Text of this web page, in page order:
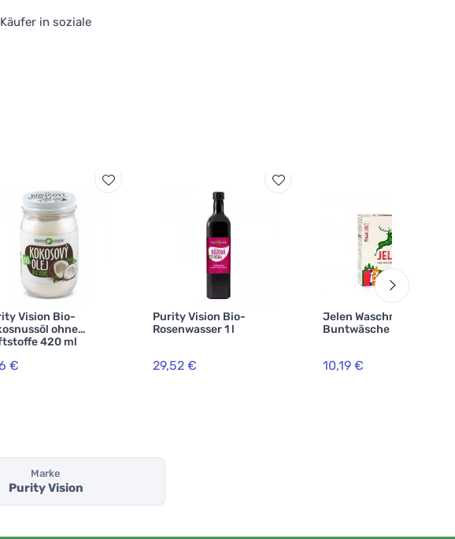
in soziale
Vision Bio-
ohne
420 ml
€
Purity Vision Bio-
Rosenwasser 1 l
29,52 €
Jelen Waschmittel für
Buntwäsche 3 kg
10,19 €
Marke
Purity Vision